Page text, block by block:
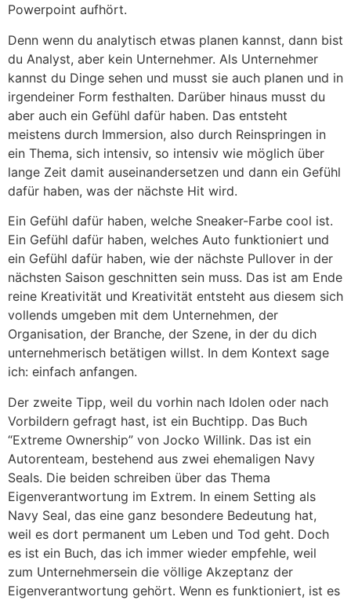
Powerpoint aufhört.
Denn wenn du analytisch etwas planen kannst, dann bist
du Analyst, aber kein Unternehmer. Als Unternehmer
kannst du Dinge sehen und musst sie auch planen und in
irgendeiner Form festhalten. Darüber hinaus musst du
aber auch ein Gefühl dafür haben. Das entsteht
meistens durch Immersion, also durch Reinspringen in
ein Thema, sich intensiv, so intensiv wie möglich über
lange Zeit damit auseinandersetzen und dann ein Gefühl
dafür haben, was der nächste Hit wird.
Ein Gefühl dafür haben, welche Sneaker-Farbe cool ist.
Ein Gefühl dafür haben, welches Auto funktioniert und
ein Gefühl dafür haben, wie der nächste Pullover in der
nächsten Saison geschnitten sein muss. Das ist am Ende
reine Kreativität und Kreativität entsteht aus diesem sich
vollends umgeben mit dem Unternehmen, der
Organisation, der Branche, der Szene, in der du dich
unternehmerisch betätigen willst. In dem Kontext sage
ich: einfach anfangen.
Der zweite Tipp, weil du vorhin nach Idolen oder nach
Vorbildern gefragt hast, ist ein Buchtipp. Das Buch
“Extreme Ownership” von Jocko Willink. Das ist ein
Autorenteam, bestehend aus zwei ehemaligen Navy
Seals. Die beiden schreiben über das Thema
Eigenverantwortung im Extrem. In einem Setting als
Navy Seal, das eine ganz besondere Bedeutung hat,
weil es dort permanent um Leben und Tod geht. Doch
es ist ein Buch, das ich immer wieder empfehle, weil
zum Unternehmersein die völlige Akzeptanz der
Eigenverantwortung gehört. Wenn es funktioniert, ist es